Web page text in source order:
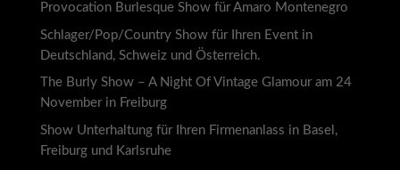
Provocation Burlesque Show für Amaro Montenegro
Schlager/Pop/Country Show für Ihren Event in
Deutschland, Schweiz und Österreich.
The Burly Show – A Night Of Vintage Glamour am 24
November in Freiburg
Show Unterhaltung für Ihren Firmenanlass in Basel,
Freiburg und Karlsruhe